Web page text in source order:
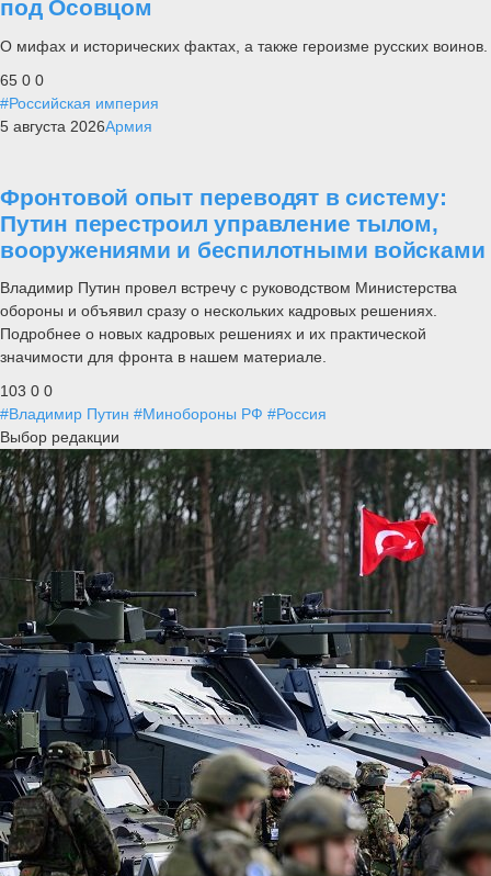
под Осовцом
О мифах и исторических фактах, а также героизме русских воинов.
65 0 0
#Российская империя
5 августа 2026Армия
Фронтовой опыт переводят в систему:
Путин перестроил управление тылом,
вооружениями и беспилотными войсками
Владимир Путин провел встречу с руководством Министерства
обороны и объявил сразу о нескольких кадровых решениях.
Подробнее о новых кадровых решениях и их практической
значимости для фронта в нашем материале.
103 0 0
#Владимир Путин #Минобороны РФ #Россия
Выбор редакции